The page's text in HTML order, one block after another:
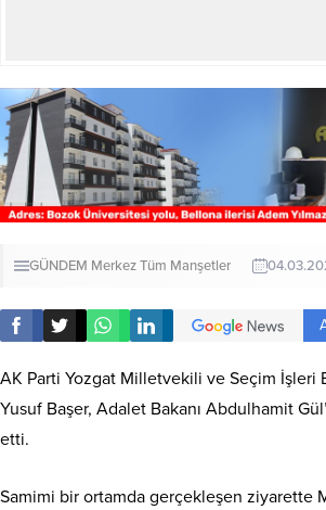
GÜNDEM MerkezTüm Manşetler
AK Parti Yozgat Milletvekili ve Seçim İşleri
Yusuf Başer, Adalet Bakanı Abdulhamit
etti.
Samimi bir ortamda gerçekleşen ziyarette